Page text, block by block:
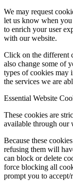
We may request
let us know when
to enrich your user
with our website.
Click on the different
also change some of
types of cookies may
the services we are
Essential Website
These cookies are
available through our
Because these
refusing them will
can block or delete
force blocking all
prompt you to